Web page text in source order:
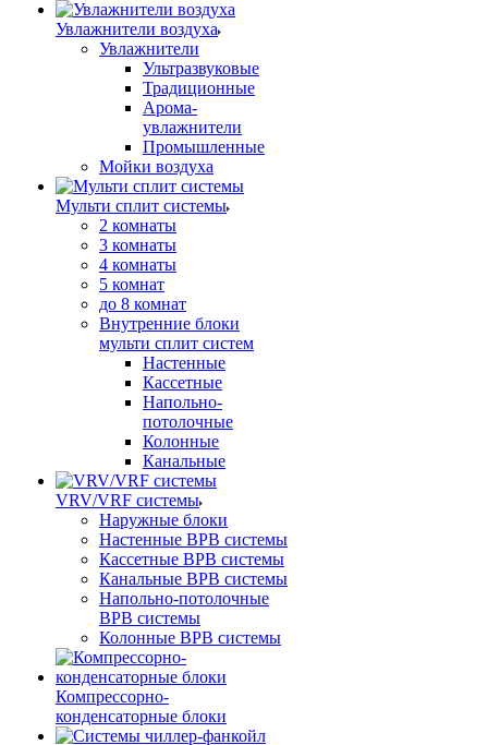
Увлажнители воздуха
Увлажнители
Ультразвуковые
Традиционные
Арома-
увлажнители
Промышленные
Мойки воздуха
Мульти сплит системы
2 комнаты
3 комнаты
4 комнаты
5 комнат
до 8 комнат
Внутренние блоки
мульти сплит систем
Настенные
Кассетные
Напольно-
потолочные
Колонные
Канальные
VRV/VRF системы
Наружные блоки
Настенные ВРВ системы
Кассетные ВРВ системы
Канальные ВРВ системы
Напольно-потолочные
ВРВ системы
Колонные ВРВ системы
Компрессорно-
конденсаторные блоки